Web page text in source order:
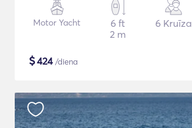
Motor Yacht
6 ft
2 m
6 Kruīza
$424/diena